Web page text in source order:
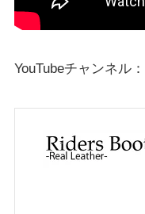
YouTubeチャンネル：